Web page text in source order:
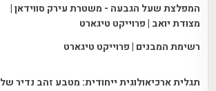
המפלצת שעל הגבעה - משטרת עירק סווידאן |
מצודת יואב | פרוייקט טיגארט
רשימת המבנים | פרוייקט טיגארט
תגלית ארכיאולוגית ייחודית: מטבע זהב נדיר של